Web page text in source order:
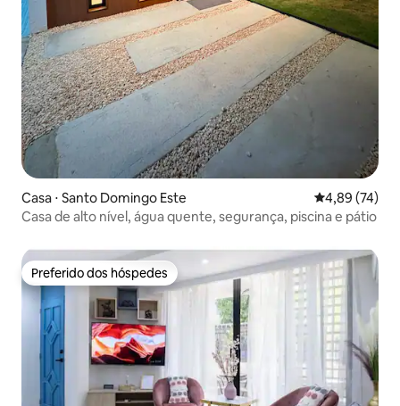
Casa ⋅ Santo Domingo Este 4,89 de uma
4,89 (74)
Casa de alto nível, água quente, segurança, piscina e pátio
Preferido dos hóspedes
Preferido dos hóspedes